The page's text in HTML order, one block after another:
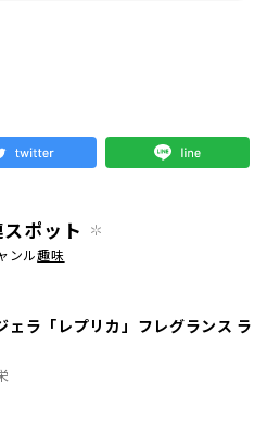
ポット
ンル趣味
ェラ「レプリカ」フレグランス ラ